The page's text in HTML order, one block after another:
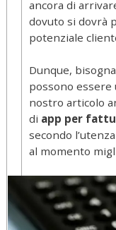
ancora di
dovuto si dovrà
potenziale
Dunque,
possono essere
nostro articolo
di app per
secondo
al momento